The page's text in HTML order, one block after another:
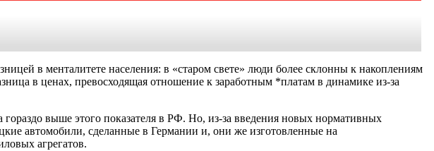
в менталитете населения: в «старом свете» люди более склонны к накоплениям
в ценах, превосходящая отношение к заработным *платам в динамике из-за
гораздо выше этого показателя в РФ. Но, из-за введения новых нормативных
автомобили, сделанные в Германии и, они же изготовленные на
агрегатов.